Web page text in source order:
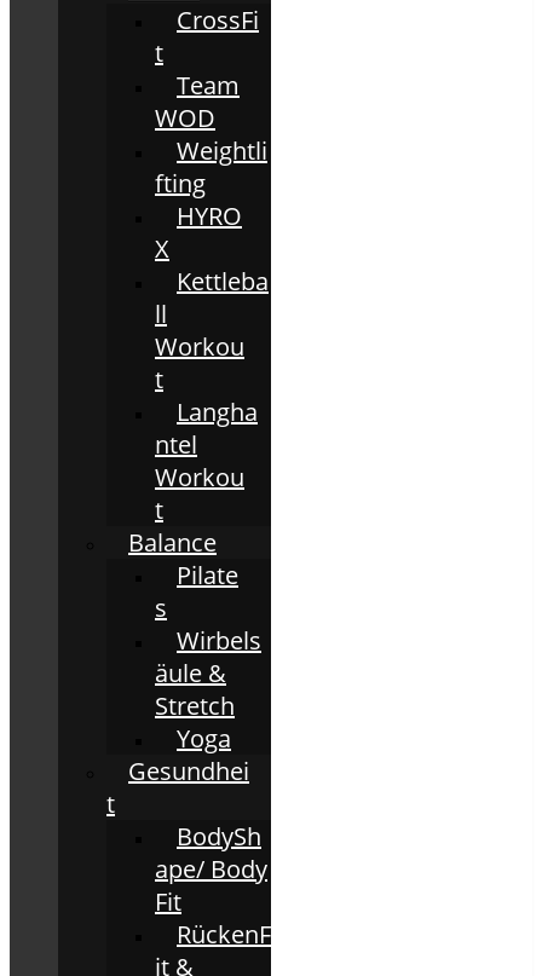
CrossFi
t
Team
WOD
Weightli
fting
HYRO
X
Kettleba
ll
Workou
t
Langha
ntel
Workou
t
Balance
Pilate
s
Wirbels
äule &
Stretch
Yoga
Gesundhei
t
BodySh
ape/ Body
Fit
RückenF
it &